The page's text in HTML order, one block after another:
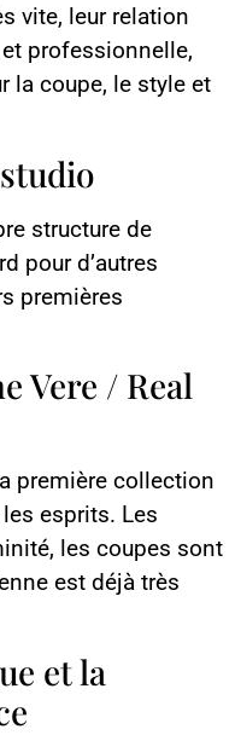
vite, leur relation
professionnelle,
la coupe, le style et
structure de
pour d’autres
premières
Vere / Real
première collection
esprits. Les
les coupes sont
est déjà très
et la